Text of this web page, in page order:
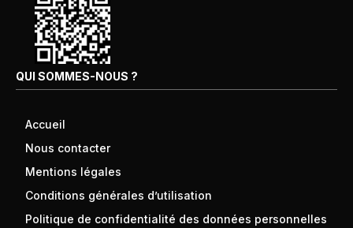
QUI SOMMES-NOUS ?
Accueil
Nous contacter
Mentions légales
Conditions générales d’utilisation
Politique de confidentialité des données personnelles